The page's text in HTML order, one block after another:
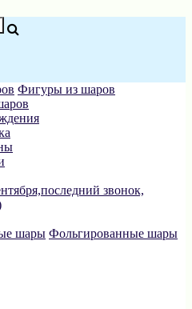
Фигуры из шаров
звонок,
Фольгированные шары